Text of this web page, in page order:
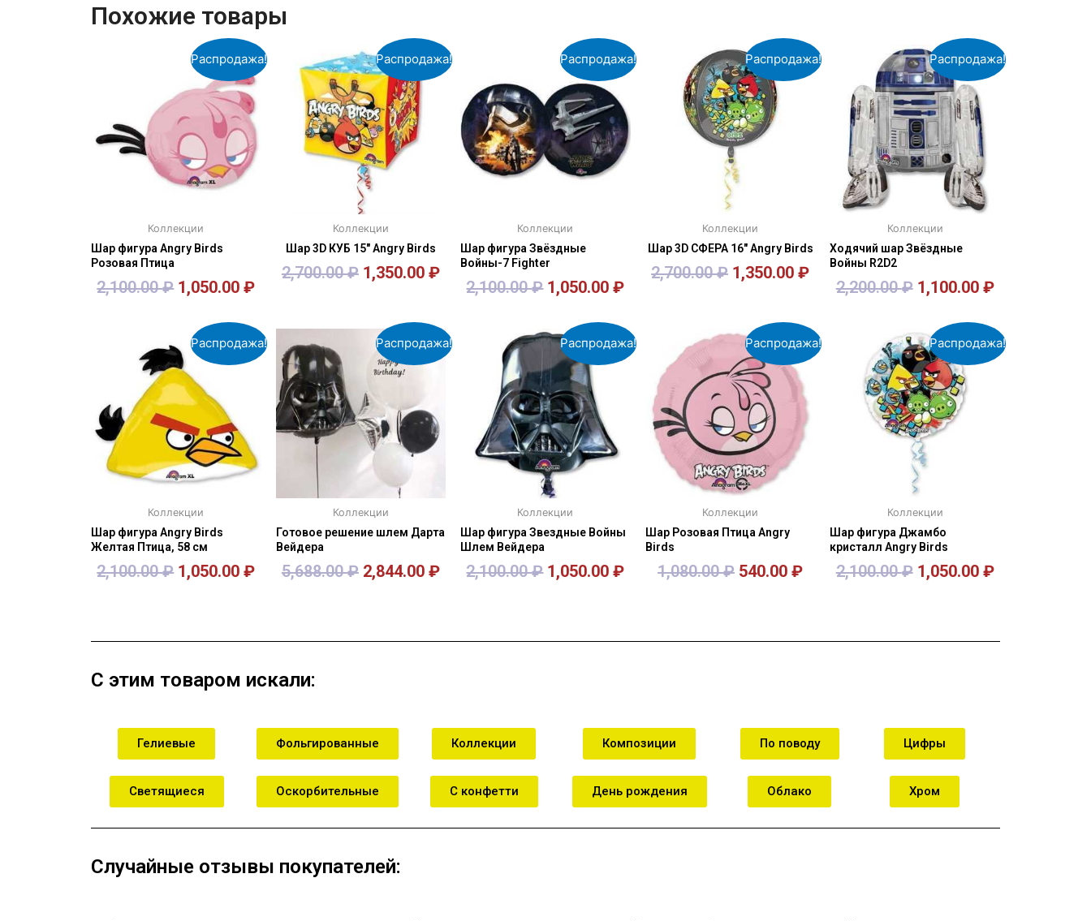
Похожие товары
Распродажа!
Коллекции
Шар фигура Angry Birds
Розовая Птица
2,100.00₽ 1,050.00₽
Распродажа!
Коллекции
Шар 3D КУБ 15″ Angry Birds
2,700.00₽ 1,350.00 ₽
Распродажа!
Коллекции
Шар фигура Звёздные
Войны-7 Fighter
2,100.00₽ 1,050.00₽
Распродажа!
Коллекции
Шар 3D СФЕРА 16″ Angry Birds
2,700.00₽ 1,350.00₽
Распродажа!
Коллекции
Ходячий шар Звёздные
Войны R2D2
2,200.00₽ 1,100.00 ₽
Распродажа!
Коллекции
Шар фигура Angry Birds
Желтая Птица, 58 см
2,100.00₽ 1,050.00₽
Распродажа!
Коллекции
Готовое решение шлем Дарта
Вейдера
5,688.00₽ 2,844.00 ₽
Распродажа!
Коллекции
Шар фигура Звездные Войны
Шлем Вейдера
2,100.00₽ 1,050.00₽
Распродажа!
Коллекции
Шар Розовая Птица Angry
Birds
1,080.00₽ 540.00₽
Распродажа!
Коллекции
Шар фигура Джамбо
кристалл Angry Birds
2,100.00₽ 1,050.00 ₽
С этим товаром искали:
Гелиевые
Светящиеся
Фольгированные
Оскорбительные
Коллекции
С конфетти
Композиции
День рождения
По поводу
Облако
Цифры
Хром
Случайные отзывы покупателей: